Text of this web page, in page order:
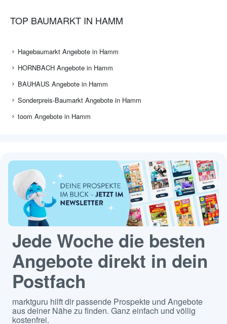
TOP BAUMARKT IN HAMM
Hagebaumarkt Angebote in Hamm
HORNBACH Angebote in Hamm
BAUHAUS Angebote in Hamm
Sonderpreis-Baumarkt Angebote in Hamm
toom Angebote in Hamm
Jede Woche die besten
Angebote direkt in dein
Postfach
marktguru hilft dir passende Prospekte und Angebote
aus deiner Nähe zu finden. Ganz einfach und völlig
kostenfrei.